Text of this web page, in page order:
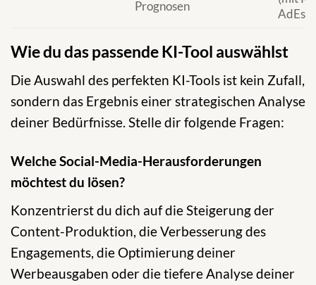
Prognosen
Wie du das passende KI-Tool auswählst
Die Auswahl des perfekten KI-Tools ist kein Zufall,
sondern das Ergebnis einer strategischen Analyse
deiner Bedürfnisse. Stelle dir folgende Fragen:
Welche Social-Media-Herausforderungen
möchtest du lösen?
Konzentrierst du dich auf die Steigerung der
Content-Produktion, die Verbesserung des
Engagements, die Optimierung deiner
Werbeausgaben oder die tiefere Analyse deiner